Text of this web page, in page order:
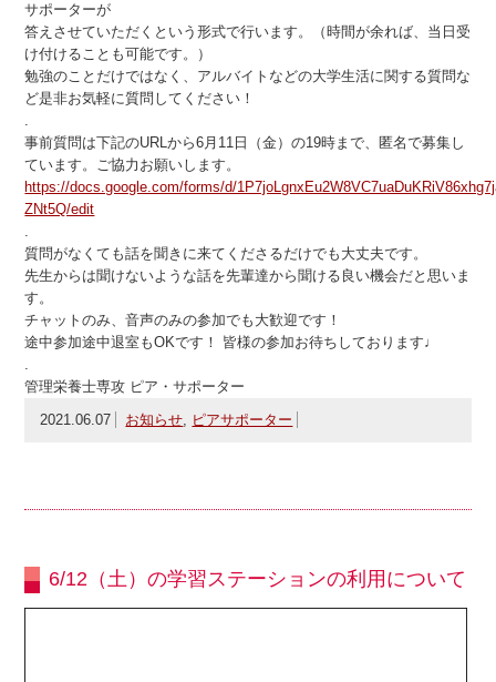
サポーターが
答えさせていただくという形式で行います。（時間が余れば、当日受
け付けることも可能です。）
勉強のことだけではなく、アルバイトなどの大学生活に関する質問な
ど是非お気軽に質問してください！
.
事前質問は下記のURLから6月11日（金）の19時まで、匿名で募集し
ています。ご協力お願いします。
https://docs.google.com/forms/d/
ZNt5Q/edit
.
質問がなくても話を聞きに来てくださるだけでも大丈夫です。
先生からは聞けないような話を先輩達から聞ける良い機会だと思いま
す。
チャットのみ、音声のみの参加でも大歓迎です！
途中参加途中退室もOKです！ 皆様の参加お待ちしております♩
.
管理栄養士専攻 ピア・サポーター
2021.06.07
お知らせ, ピアサポーター
6/12（土）の学習ステーションの利用について